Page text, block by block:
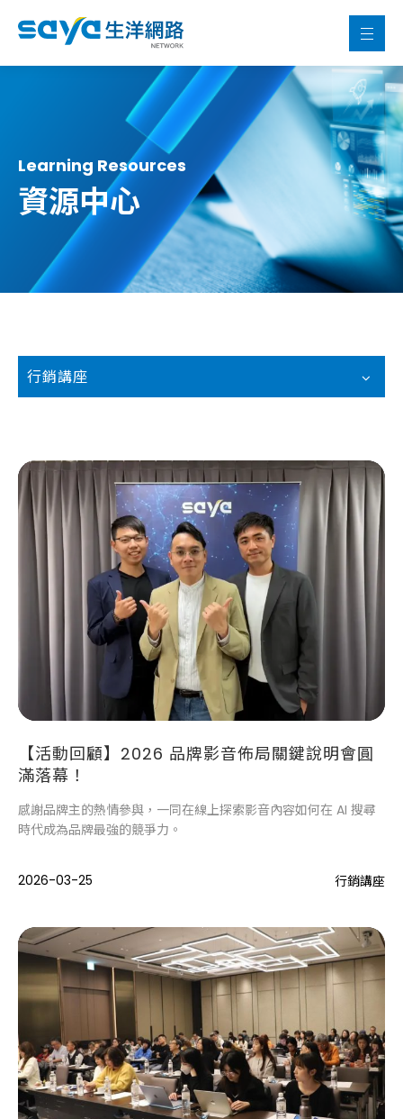
Learning Resources
資源中心
行銷講座
【活動回顧】2026 品牌影音佈局關鍵說明會圓
滿落幕！
感謝品牌主的熱情參與，一同在線上探索影音內容如何在 AI 搜尋
時代成為品牌最強的競爭力。
2026-03-25 行銷講座